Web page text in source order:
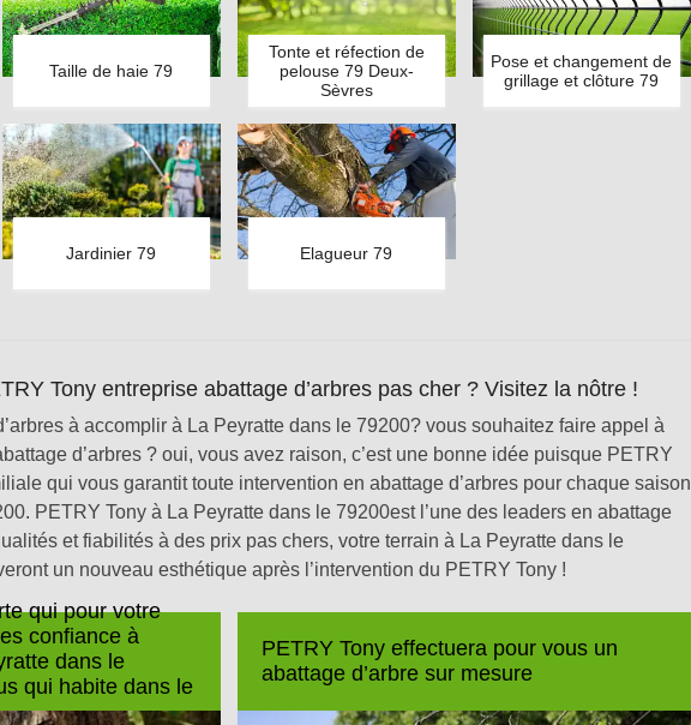
Taille de haie 79
Tonte et réfection de
pelouse 79 Deux-
Sèvres
Pose et changement de
grillage et clôture 79
Jardinier 79 Elagueur 79
Tony entreprise abattage d’arbres pas cher ? Visitez la nôtre !
à accomplir à La Peyratte dans le 79200? vous souhaitez faire appel à
d’arbres ? oui, vous avez raison, c’est une bonne idée puisque PETRY
qui vous garantit toute intervention en abattage d’arbres pour chaque saison
PETRY Tony à La Peyratte dans le 79200est l’une des leaders en abattage
et fiabilités à des prix pas chers, votre terrain à La Peyratte dans le
un nouveau esthétique après l’intervention du PETRY Tony !
qui pour votre
confiance à
dans le
qui habite dans le
PETRY Tony effectuera pour vous un
abattage d’arbre sur mesure